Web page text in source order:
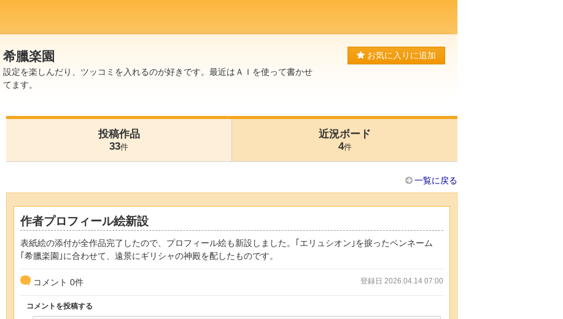
希臘楽園
設定を楽しんだり、ツッコミを入れるのが好きです。最近はＡＩを使って書かせ
てます。
お気に入りに追加
投稿作品
33件
近況ボード
4件
一覧に戻る
作者プロフィール絵新設
表紙絵の添付が全作品完了したので、プロフィール絵も新設しました。｢エリュシオン｣を捩ったペンネーム
｢希臘楽園｣に合わせて、遠景にギリシャの神殿を配したものです。
コメント 0件 登録日 2026.04.14 07:00
コメントを投稿する